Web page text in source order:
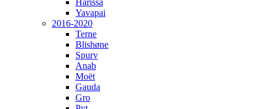
Yavapai
2016-2020
Terne
Blishøne
Spurv
Anab
Moët
Gauda
Gro